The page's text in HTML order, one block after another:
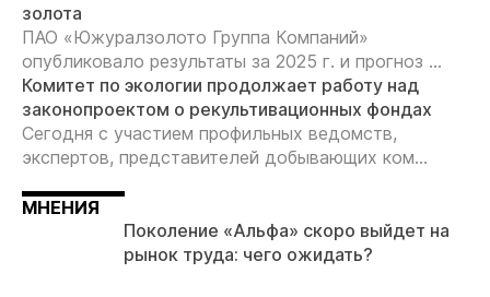
золота
ПАО «Южуралзолото Группа Компаний»
опубликовало результаты за 2025 г. и прогноз ...
Комитет по экологии продолжает работу над
законопроектом о рекультивационных фондах
Сегодня с участием профильных ведомств,
экспертов, представителей добывающих ком...
МНЕНИЯ
Поколение «Альфа» скоро выйдет на
рынок труда: чего ожидать?